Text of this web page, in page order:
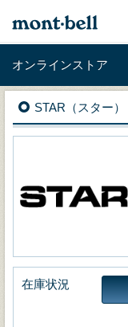
オンラインストア
STAR（スター）
在庫状況